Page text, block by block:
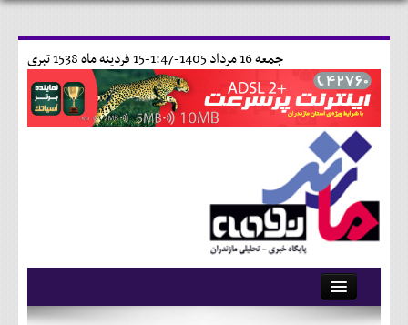
15 فردينه ماه 1538 تبری جمعه 16 مرداد 1405-1:47-
آرشیو